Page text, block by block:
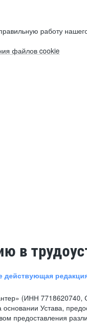
работу
файлов cookie
в
действующая
(ИНН
Устава,
предоставления